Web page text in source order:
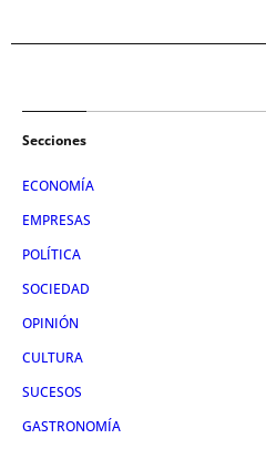
Secciones
ECONOMÍA
EMPRESAS
POLÍTICA
SOCIEDAD
OPINIÓN
CULTURA
SUCESOS
GASTRONOMÍA